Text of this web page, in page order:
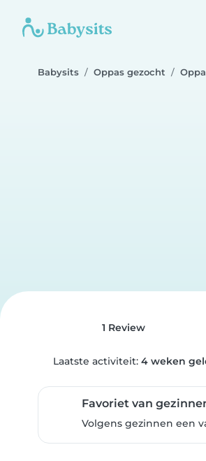
Babysits Oppas gezocht
1 Review
Laatste activiteit: 4 weken
Favoriet van
Volgens gezinnen een